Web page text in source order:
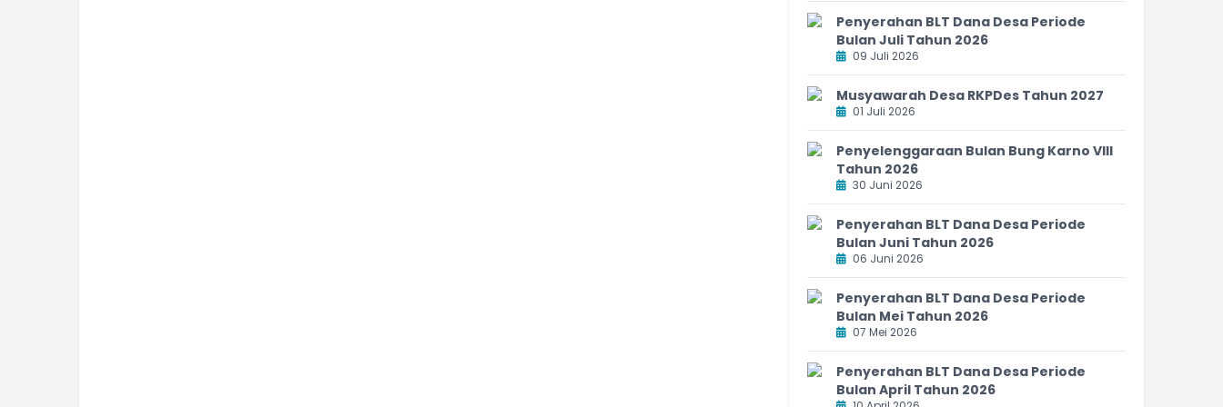
Penyerahan BLT Dana Desa Periode
Bulan Juli Tahun 2026
09 Juli 2026
Musyawarah Desa RKPDes Tahun 2027
01 Juli 2026
Penyelenggaraan Bulan Bung Karno VIII
Tahun 2026
30 Juni 2026
Penyerahan BLT Dana Desa Periode
Bulan Juni Tahun 2026
06 Juni 2026
Penyerahan BLT Dana Desa Periode
Bulan Mei Tahun 2026
07 Mei 2026
Penyerahan BLT Dana Desa Periode
Bulan April Tahun 2026